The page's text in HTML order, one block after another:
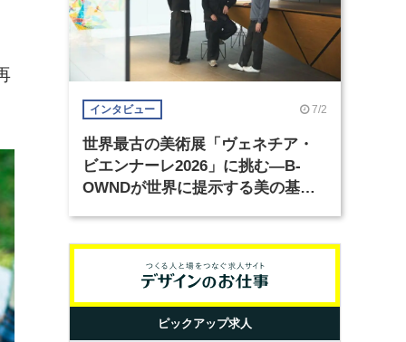
インタビュー 7/2
世界最古の美術展「ヴェネチア・
ビエンナーレ2026」に挑む―B-
OWNDが世界に提示する美の基準
ピックアップ求人